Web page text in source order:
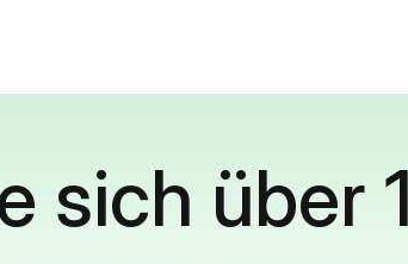
sich über